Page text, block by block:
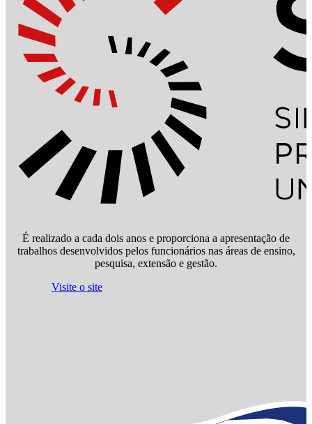
É realizado a cada dois anos e proporciona a apresentação de
trabalhos desenvolvidos pelos funcionários nas áreas de ensino,
pesquisa, extensão e gestão.
Visite o site